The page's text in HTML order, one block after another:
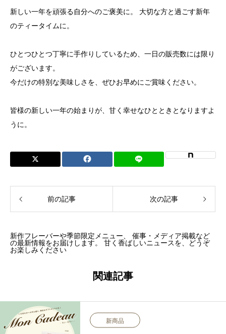
新しい一年を頑張る自分へのご褒美に。 大切な方と過ごす新年
のティータイムに。
ひとつひとつ丁寧に手作りしているため、一日の販売数には限り
がございます。
今だけの特別な美味しさを、ぜひお早めにご賞味ください。
皆様の新しい一年の始まりが、甘く幸せなひとときとなりますよ
うに。
前の記事 次の記事
新作フレーバーや季節限定メニュー、 催事・メディア掲載など
の最新情報をお届けします。 甘く香ばしいニュースを、どうぞ
お楽しみください
関連記事
新商品